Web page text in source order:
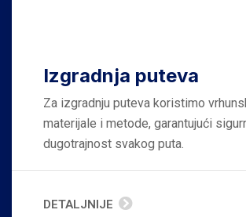
Izgradnja puteva
Za izgradnju puteva koristimo
materijale i metode, garantujući
dugotrajnost svakog puta.
DETALJNIJE